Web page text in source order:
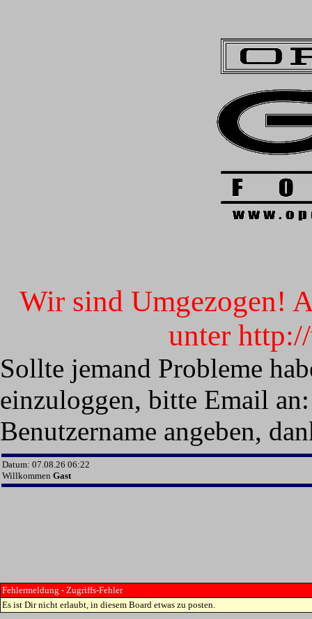
Wir sind Umgezogen!
unter
Sollte jemand Probleme
einzuloggen, bitte Email
Benutzername angeben,
Datum: 07.08.26 06:22
Willkommen Gast
Fehlermeldung - Zugriffs-Fehler
Es ist Dir nicht erlaubt, in diesem Board etwas zu posten.